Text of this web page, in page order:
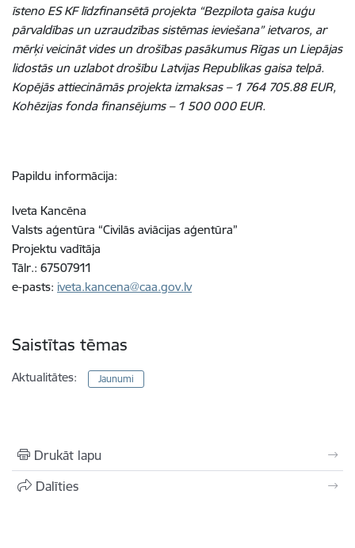
īsteno ES KF līdzfinansētā projekta “Bezpilota gaisa kuģu
pārvaldības un uzraudzības sistēmas ieviešana” ietvaros, ar
mērķi veicināt vides un drošības pasākumus Rīgas un Liepājas
lidostās un uzlabot drošību Latvijas Republikas gaisa telpā.
Kopējās attiecināmās projekta izmaksas – 1 764 705.88 EUR,
Kohēzijas fonda finansējums – 1 500 000 EUR.
Papildu informācija:
Iveta Kancēna
Valsts aģentūra “Civilās aviācijas aģentūra”
Projektu vadītāja
Tālr.: 67507911
e-pasts: iveta.kancena@caa.gov.lv
Saistītas tēmas
Aktualitātes: Jaunumi
Drukāt lapu
Dalīties